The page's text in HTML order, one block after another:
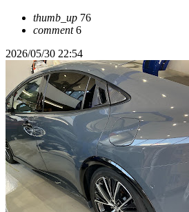
thumb_up 76
comment6
2026/05/30 22:54